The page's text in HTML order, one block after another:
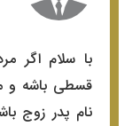
با سلام اگر
قسطی باشه و
نام پدر زوج